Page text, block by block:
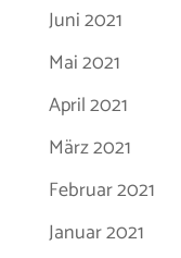
Juni 2021
Mai 2021
April 2021
März 2021
Februar 2021
Januar 2021